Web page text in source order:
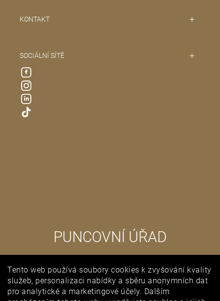
Tento web používá soubory cookies k zvyšování kvality
služeb, personalizaci nabídky a sběru anonymních dat
pro analytické a marketingové účely. Dalším
KONTAKT
SOCIÁLNÍ SÍTĚ
PUNCOVNÍ ÚŘAD